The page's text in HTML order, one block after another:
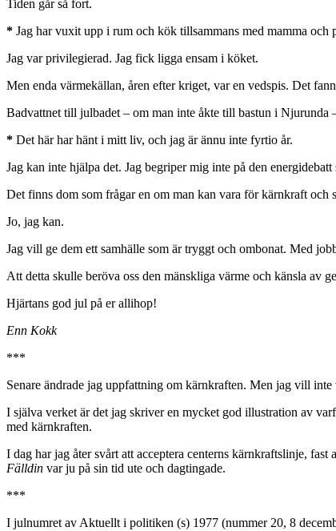
Tiden går så fort.
* Jag har vuxit upp i rum och kök tillsammans med mamma och
Jag var privilegierad. Jag fick ligga ensam i köket.
Men enda värmekällan, åren efter kriget, var en vedspis. Det
Badvattnet till julbadet – om man inte åkte till bastun i Njurunda
* Det här har hänt i mitt liv, och jag är ännu inte fyrtio år.
Jag kan inte hjälpa det. Jag begriper mig inte på den
Det finns dom som frågar en om man kan vara för kärnkraft och
Jo, jag kan.
Jag vill ge dem ett samhälle som är tryggt och ombonat. Med
Att detta skulle beröva oss den mänskliga värme och känsla av
Hjärtans god jul på er allihop!
Enn Kokk
***
Senare ändrade jag uppfattning om kärnkraften. Men jag vill inte
I själva verket är det jag skriver en mycket god illustration av
med kärnkraften.
I dag har jag åter svårt att acceptera centerns kärnkraftslinje,
Fälldin var ju på sin tid ute och dagtingade.
***
I julnumret av Aktuellt i politiken (s) 1977 (nummer 20, 8